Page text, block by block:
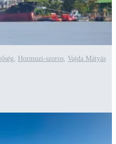
Hormuzi-szoros Vajda Mátyás